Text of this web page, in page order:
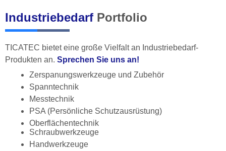
Industriebedarf Portfolio
TICATEC bietet eine große Vielfalt an Industriebedarf-
Produkten an. Sprechen Sie uns an!
Zerspanungswerkzeuge und Zubehör
Spanntechnik
Messtechnik
PSA (Persönliche Schutzausrüstung)
Oberflächentechnik
Schraubwerkzeuge
Handwerkzeuge